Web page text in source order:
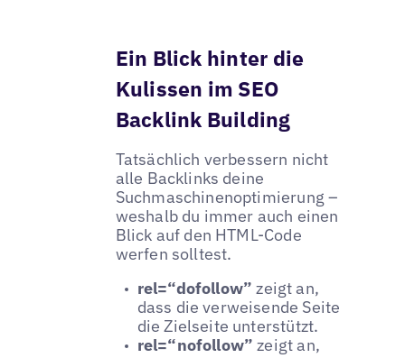
Ein Blick hinter die
Kulissen im SEO
Backlink Building
Tatsächlich verbessern nicht
alle Backlinks deine
Suchmaschinenoptimierung –
weshalb du immer auch einen
Blick auf den HTML-Code
werfen solltest.
rel=“dofollow” zeigt an,
dass die verweisende Seite
die Zielseite unterstützt.
rel=“nofollow”zeigt an,